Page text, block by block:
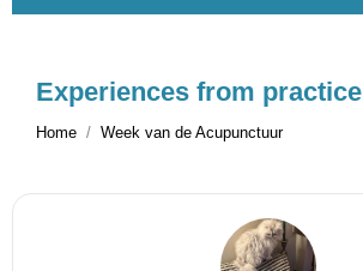
Experiences from practice
Home Week van de Acupunctuur